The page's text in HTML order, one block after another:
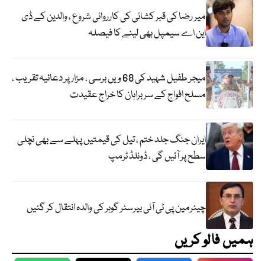
میر رضا کی قبر کشائی کی کارروائی شروع ، والدین کے ڈی
این اے سیمپل بھی لینے کا فیصلہ
میجر طفیل شہید کی 68 ویں برسی ، مزار پر دعائیہ تقریب ،
مسلح افواج کے سربراہان کا خراج عقیدت
ایران جنگ جلد ختم ، تیل کی قیمتیں پہلے سے بھی نچلی
سطح پر آئیں گی ، ڈونلڈ ٹرمپ
چیئرمین پی ٹی آئی بیرسٹر گوہر کی والدہ انتقال کر گئیں
ہمیں فالو کریں